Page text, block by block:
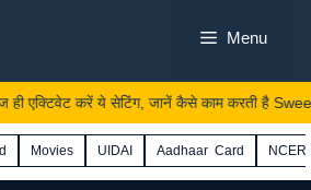
Menu
एक्टिवेट करें ये सेटिंग, जानें कैसे काम करती है
Movies UIDAI Aadhaar Card